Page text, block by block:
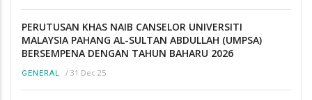
PERUTUSAN KHAS NAIB CANSELOR UNIVERSITI
MALAYSIA PAHANG AL-SULTAN ABDULLAH (UMPSA)
BERSEMPENA DENGAN TAHUN BAHARU 2026
GENERAL / 31 Dec 25